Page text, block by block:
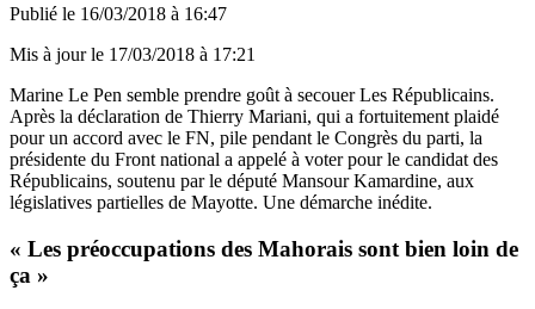
Publié le 16/03/2018 à 16:47
Mis à jour le 17/03/2018 à 17:21
Marine Le Pen semble prendre goût à secouer Les Républicains.
Après la déclaration de Thierry Mariani, qui a fortuitement plaidé
pour un accord avec le FN, pile pendant le Congrès du parti, la
présidente du Front national a appelé à voter pour le candidat des
Républicains, soutenu par le député Mansour Kamardine, aux
législatives partielles de Mayotte. Une démarche inédite.
« Les préoccupations des Mahorais sont bien loin de
ça »